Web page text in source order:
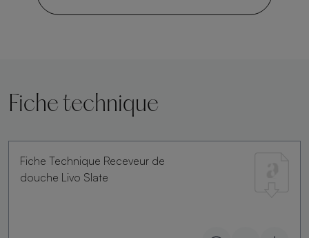
Fiche technique
Fiche Technique Receveur de
douche Livo Slate